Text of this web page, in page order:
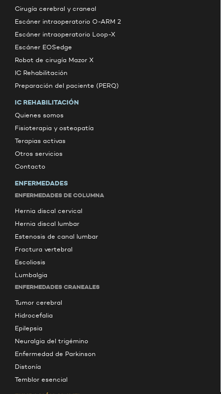
Cirugía cerebral y craneal
Escáner intraoperatorio O-ARM 2
Escáner intraoperatorio Loop-X
Escáner EOSedge
Robot de cirugía Mazor X
IC Rehabilitación
Preparación del paciente (PERQ)
IC REHABILITACIÓN
Quienes somos
Fisioterapia y osteopatía
Terapias activas
Otros servicios
Contacto
ENFERMEDADES
ENFERMEDADES DE COLUMNA
Hernia discal cervical
Hernia discal lumbar
Estenosis de canal lumbar
Fractura vertebral
Escoliosis
Lumbalgia
ENFERMEDADES CRANEALES
Tumor cerebral
Hidrocefalia
Epilepsia
Neuralgia del trigémino
Enfermedad de Parkinson
Distonía
Temblor esencial